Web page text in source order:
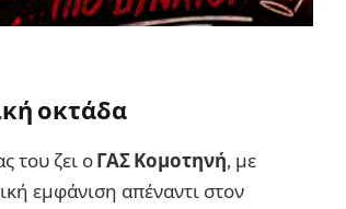
οκτάδα
του ζει οΓΑΣ Κομοτηνή, με
εμφάνιση απέναντι στον